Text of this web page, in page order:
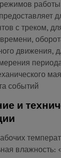
с треком,
движения,
событий
и
влажность: